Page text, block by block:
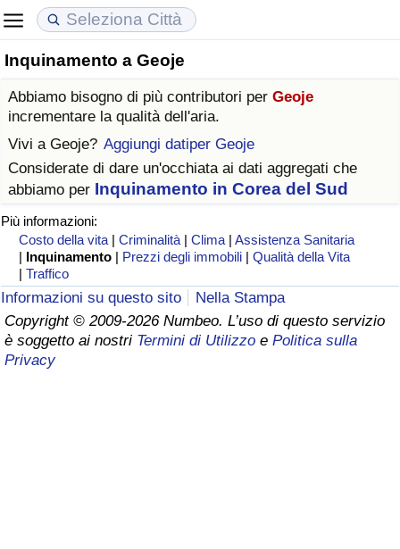
Inquinamento a Geoje
Abbiamo bisogno di più contributori per Geoje
incrementare la qualità dell'aria.
Vivi a Geoje? Aggiungi datiper Geoje
Considerate di dare un'occhiata ai dati aggregati che
abbiamo per Inquinamento in Corea del Sud
Più informazioni:
Costo della vita |Criminalità |Clima |Assistenza Sanitaria
| Inquinamento | Prezzi degli immobili |Qualità della Vita
|Traffico
Informazioni su questo sito
Nella Stampa
Copyright © 2009-2026 Numbeo. L’uso di questo servizio
è soggetto ai nostri Termini di Utilizzo e Politica sulla
Privacy
Costo della vita
Indice Del Costo Della Vita (corrente)
Indice Del Costo Della Vita
Indice del Costo della Vita per Nazione
ad Aqaba
Prezzi degli immobili
Indice del Prezzo delle Case (Corrente)
Indice del Prezzo delle Case
Indice del Prezzo delle Case per Nazione
Qualità della Vita
Indice della Qualità della Vita
Indice della Qualità della Vita (Corrente)
Indice della qualità della vita per Paese
Criminalità
Indice del Tasso di Criminalità (Corrente)
Indice della Criminalità